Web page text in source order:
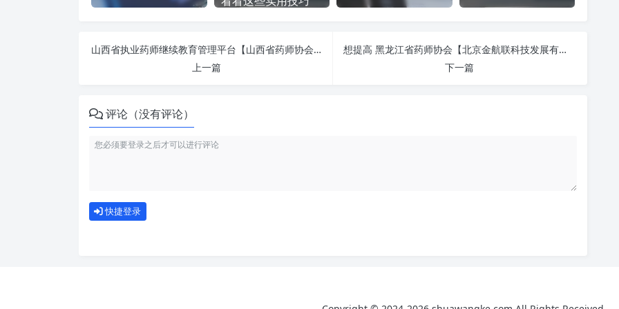
山西省执业药师继续教育管理平台【山西省药师协会】-https://www.cnslpa.com/ 刷课也能轻松过！简单技巧大公开
上一篇
想提高 黑龙江省药师协会【北京金航联科技发展有限公司】-http://www.hljlpa.com/ 刷课效率？看看这些实用技巧
下一篇
评论（没有评论）
快捷登录